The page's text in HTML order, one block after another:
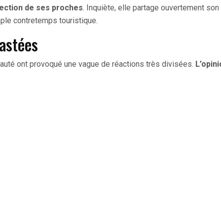
de ses proches. Inquiète, elle partage ouvertement
contretemps touristique.
ont provoqué une vague de réactions très divisées.